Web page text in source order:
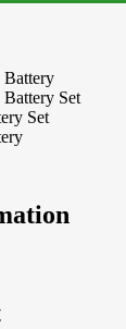
Set
Set